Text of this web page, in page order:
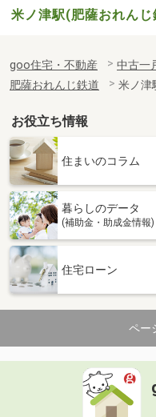
米ノ津駅(肥薩おれん
goo住宅・不動産 中古一
肥薩おれんじ鉄道
米ノ津
お役立ち情報
住まいのコラム
暮らしのデータ
(補助金・助成金情報)
住宅ローン
ペー